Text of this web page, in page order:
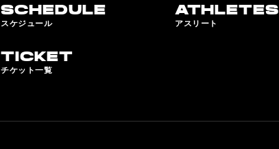
SCHEDULE
スケジュール
ATHLETES
アスリート
TICKET
チケット一覧